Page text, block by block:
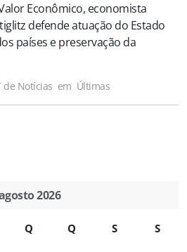
Econômico, economista
defende atuação do Estado
países e preservação da
de Notícias em Últimas
2026
Q Q S S